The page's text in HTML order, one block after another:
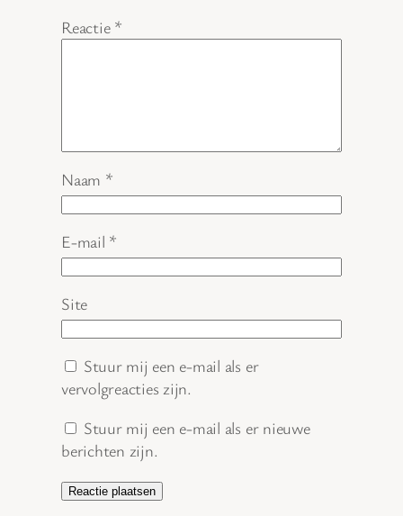
Reactie *
Naam *
E-mail *
Site
Stuur mij een e-mail als er
vervolgreacties zijn.
Stuur mij een e-mail als er nieuwe
berichten zijn.